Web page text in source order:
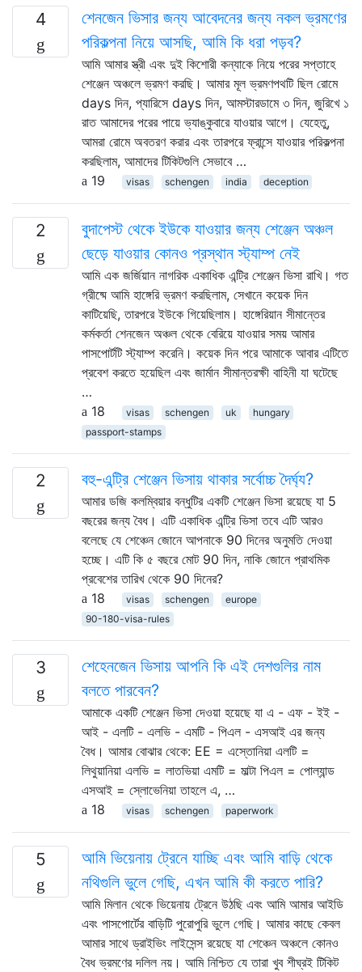
4
শেনজেন ভিসার জন্য আবেদনের জন্য নকল ভ্রমণের
পরিকল্পনা নিয়ে আসছি, আমি কি ধরা পড়ব?
আমি আমার স্ত্রী এবং দুই কিশোরী কন্যাকে নিয়ে পরের সপ্তাহে
শেঞ্জেন অঞ্চলে ভ্রমণ করছি। আমার মূল ভ্রমণপথটি ছিল রোমে
days দিন, প্যারিসে days দিন, আমস্টারডামে ৩ দিন, জুরিখে ১
রাত আমাদের পরের পায়ে ভ্যাঙ্কুবারে যাওয়ার আগে। যেহেতু,
আমরা রোমে অবতরণ করার এবং তারপরে ফ্রান্সে যাওয়ার পরিকল্পনা
করছিলাম, আমাদের টিকিটগুলি সেভাবে …
19
visas schengen india deception
2
বুদাপেস্ট থেকে ইউকে যাওয়ার জন্য শেঞ্জেন অঞ্চল
ছেড়ে যাওয়ার কোনও প্রস্থান স্ট্যাম্প নেই
আমি এক জর্জিয়ান নাগরিক একাধিক এন্ট্রি শেঞ্জেন ভিসা রাখি। গত
গ্রীষ্মে আমি হাঙ্গেরি ভ্রমণ করছিলাম, সেখানে কয়েক দিন
কাটিয়েছি, তারপরে ইউকে গিয়েছিলাম। হাঙ্গেরিয়ান সীমান্তের
কর্মকর্তা শেনজেন অঞ্চল থেকে বেরিয়ে যাওয়ার সময় আমার
পাসপোর্টটি স্ট্যাম্প করেনি। কয়েক দিন পরে আমাকে আবার এটিতে
প্রবেশ করতে হয়েছিল এবং জার্মান সীমান্তরক্ষী বাহিনী যা ঘটেছে
…
18
visas schengen uk
hungary
passport-stamps
2 বহু-এন্ট্রি শেঞ্জেন ভিসায় থাকার সর্বোচ্চ দৈর্ঘ্য?
আমার ডজি কলম্বিয়ার বন্ধুটির একটি শেঞ্জেন ভিসা রয়েছে যা 5
বছরের জন্য বৈধ। এটি একাধিক এন্ট্রি ভিসা তবে এটি আরও
বলেছে যে শেঞ্চেন জোনে আপনাকে 90 দিনের অনুমতি দেওয়া
হচ্ছে। এটি কি ৫ বছরে মোট 90 দিন, নাকি জোনে প্রাথমিক
প্রবেশের তারিখ থেকে 90 দিনের?
18
visas schengen
europe
90-180-visa-rules
3
শেহেনজেন ভিসায় আপনি কি এই দেশগুলির নাম
বলতে পারবেন?
আমাকে একটি শেঞ্জেন ভিসা দেওয়া হয়েছে যা এ - এফ - ইই -
আই - এলটি - এলভি - এমটি - পিএল - এসআই এর জন্য
বৈধ। আমার বোঝার থেকে: EE = এস্তোনিয়া এলটি =
লিথুয়ানিয়া এলভি = লাতভিয়া এমটি = মাল্টা পিএল = পোল্যান্ড
এসআই = স্লোভেনিয়া তাহলে এ, …
18
visas schengen paperwork
5
আমি ভিয়েনায় ট্রেনে যাচ্ছি এবং আমি বাড়ি থেকে
নথিগুলি ভুলে গেছি, এখন আমি কী করতে পারি?
আমি মিলান থেকে ভিয়েনায় ট্রেনে উঠছি এবং আমি আমার আইডি
এবং পাসপোর্টের বাড়িটি পুরোপুরি ভুলে গেছি। আমার কাছে কেবল
আমার সাথে ড্রাইভিং লাইসেন্স রয়েছে যা শেঞ্চেন অঞ্চলে কোনও
বৈধ ভ্রমণের দলিল নয়। আমি নিশ্চিত যে তারা খুব শীঘ্রই টিকিট